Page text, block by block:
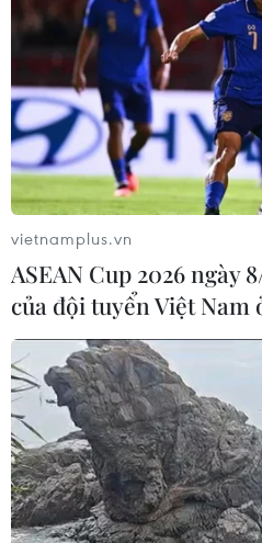
vietnamplus.vn
ASEAN Cup 2026 ngày
của đội tuyển Việt Nam